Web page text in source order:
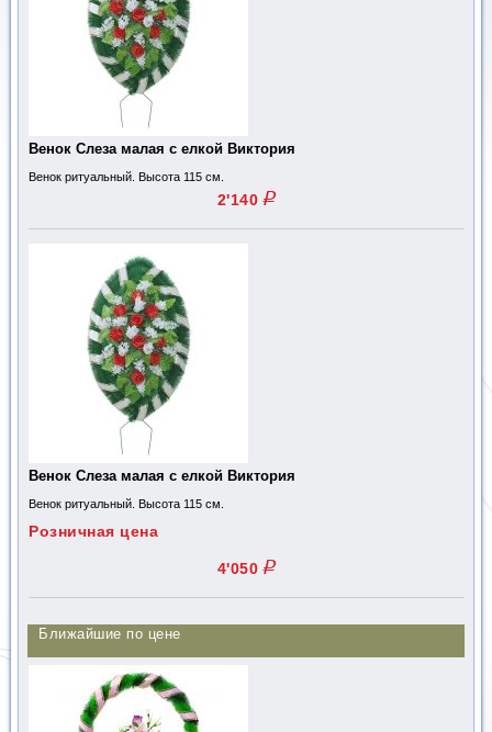
Венок Слеза малая с елкой Виктория
Венок ритуальный. Высота 115 см.
2'140 q
Венок Слеза малая с елкой Виктория
Венок ритуальный. Высота 115 см.
Розничная цена
4'050 q
Ближайшие по цене